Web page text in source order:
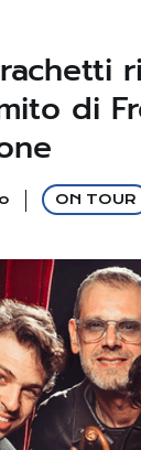
di
ON TOUR